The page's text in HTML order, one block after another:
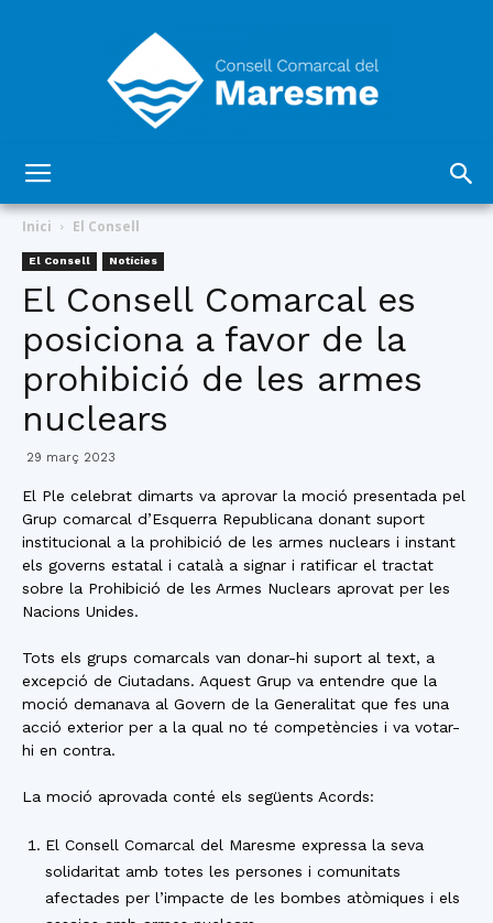
Comarcal
del
Maresme
Inici El Consell
El Consell Notícies
El Consell Comarcal es
posiciona a favor de la
prohibició de les armes
nuclears
29 març 2023
El Ple celebrat dimarts va aprovar la moció presentada pel
Grup comarcal d’Esquerra Republicana donant suport
institucional a la prohibició de les armes nuclears i instant
els governs estatal i català a signar i ratificar el tractat
sobre la Prohibició de les Armes Nuclears aprovat per les
Nacions Unides.
Tots els grups comarcals van donar-hi suport al text, a
excepció de Ciutadans. Aquest Grup va entendre que la
moció demanava al Govern de la Generalitat que fes una
acció exterior per a la qual no té competències i va votar-
hi en contra.
La moció aprovada conté els següents Acords:
El Consell Comarcal del Maresme expressa la seva
solidaritat amb totes les persones i comunitats
afectades per l’impacte de les bombes atòmiques i els